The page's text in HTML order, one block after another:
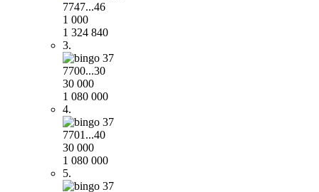
7747...46
1 000
1 324 840
3.
7700...30
30 000
1 080 000
4.
7701...40
30 000
1 080 000
5.